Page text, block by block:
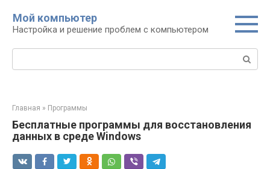
контенту
Мой компьютер
Настройка и решение проблем с компьютером
Поиск:
Главная » Программы
Бесплатные программы для восстановления
данных в среде Windows